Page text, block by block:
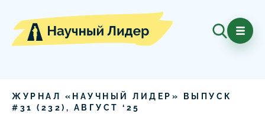
ЖУРНАЛ «НАУЧНЫЙ ЛИДЕР» ВЫПУСК
# 31 ( 232), АВГУСТ ‘ 25